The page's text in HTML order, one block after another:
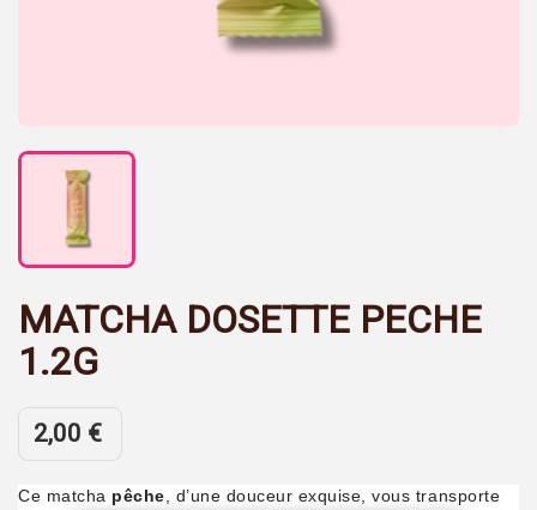
MATCHA DOSETTE PECHE
1.2G
2,00 €
Ce matcha pêche, d’une douceur exquise, vous transporte